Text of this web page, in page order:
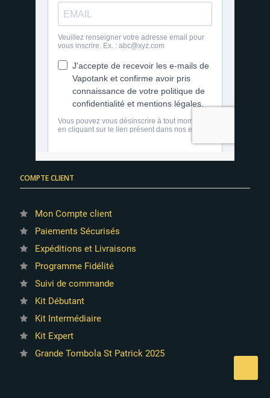
COMPTE CLIENT
Mon Compte client
Paiements Sécurisés
Expéditions et Livraisons
Programme Fidélité
Suivi de commande
Kit Débutant
Kit Intermédiaire
Kit Expert
Grande Tombola St Patrick 2025